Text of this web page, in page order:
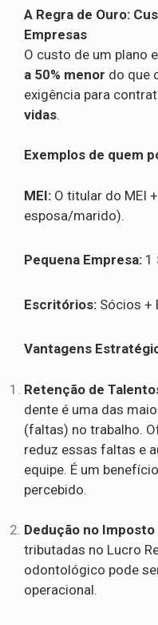
A Regra de Ouro:
Empresas
O custo de um plano
a 50% menor do que
exigência para
vidas.
Exemplos de quem
MEI: O titular do MEI
esposa/marido).
Pequena Empresa: 1
Escritórios: Sócios +
Vantagens
Retenção de
dente é uma das
(faltas) no trabalho.
reduz essas faltas e
equipe. É um
percebido.
Dedução no Imposto
tributadas no Lucro
odontológico pode
operacional.